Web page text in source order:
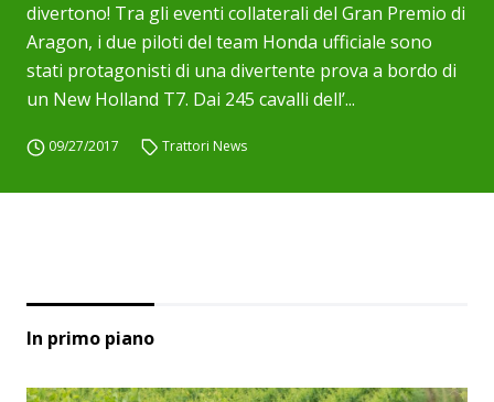
divertono! Tra gli eventi collaterali del Gran Premio di
Aragon, i due piloti del team Honda ufficiale sono
stati protagonisti di una divertente prova a bordo di
un New Holland T7. Dai 245 cavalli dell’...
09/27/2017 Trattori News
In primo piano